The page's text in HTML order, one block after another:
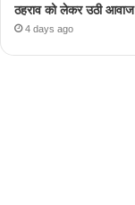
ठहराव को लेकर उठी आवाज
4 days ago